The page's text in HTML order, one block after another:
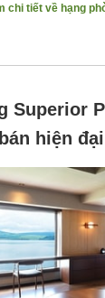
chi tiết về hạng
Superior
hiện